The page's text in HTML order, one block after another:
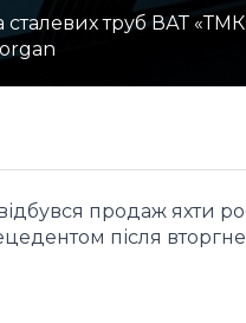
труб ВАТ
продаж яхти
після